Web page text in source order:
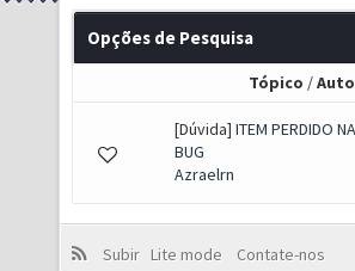
Opções de Pesquisa
Tópico /
[Dúvida] ITEM PERDIDO
BUG
Azraelrn
Subir Lite mode
Contate-nos